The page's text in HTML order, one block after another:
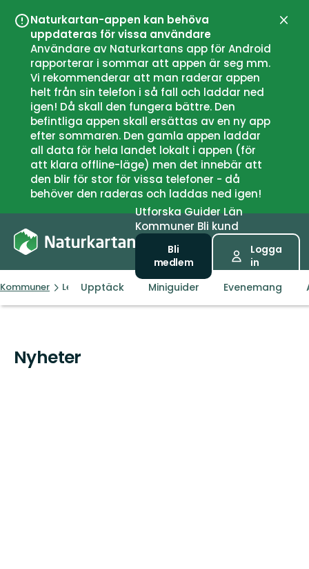
Naturkartan-appen kan behöva
uppdateras för vissa användare
Användare av Naturkartans app för Android
rapporterar i sommar att appen är seg mm.
Vi rekommenderar att man raderar appen
helt från sin telefon i så fall och laddar ned
igen! Då skall den fungera bättre. Den
befintliga appen skall ersättas av en ny app
efter sommaren. Den gamla appen laddar
all data för hela landet lokalt i appen (för
att klara offline-läge) men det innebär att
den blir för stor för vissa telefoner - då
behöver den raderas och laddas ned igen!
UtforskaGuiderLän
Kommuner Bli kund
Bli
medlem
Logga
in
Kommuner LesseboUpptäck Miniguider Evenemang
Nyheter